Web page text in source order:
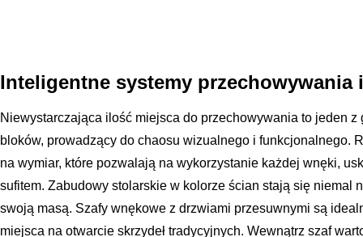
Inteligentne systemy przechowywania
Niewystarczająca ilość miejsca do przechowywania to jeden z
bloków, prowadzący do chaosu wizualnego i funkcjonalnego.
na wymiar, które pozwalają na wykorzystanie każdej wnęki,
sufitem. Zabudowy stolarskie w kolorze ścian stają się niemal
swoją masą. Szafy wnękowe z drzwiami przesuwnymi są
miejsca na otwarcie skrzydeł tradycyjnych. Wewnątrz szaf